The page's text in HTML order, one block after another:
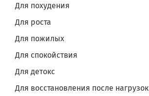
Для похудения
Для роста
Для пожилых
Для спокойствия
Для детокс
Для восстановления после нагрузок